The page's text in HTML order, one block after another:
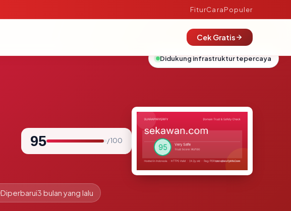
FiturCaraPopuler
Cek Gratis
95 / 100
Diperbarui3 bulan yang lalu
Didukung infrastruktur tepercaya